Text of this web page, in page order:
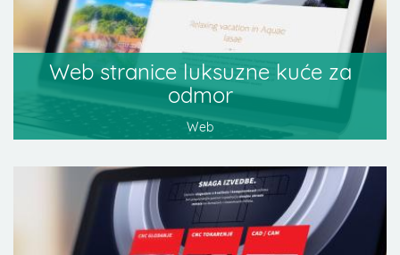
Web stranice luksuzne kuće za
odmor
Web